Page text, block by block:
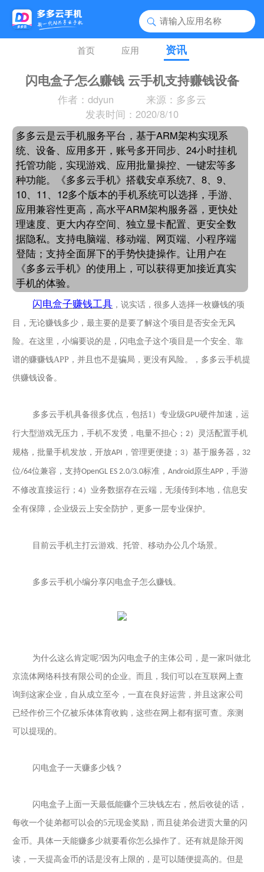
首页 应用 资讯
闪电盒子怎么赚钱 云手机支持赚钱设备
作者：ddyun
来源：多多云
发表时间：2020/8/10
多多云是云手机服务平台，基于ARM架构实现系
统、设备、应用多开，账号多开同步、24小时挂机
托管功能，实现游戏、应用批量操控、一键宏等多
种功能。《多多云手机》搭载安卓系统7、8、9、
10、11、12多个版本的手机系统可以选择，手游、
应用兼容性更高，高水平ARM架构服务器，更快处
理速度、更大内存空间、独立显卡配置、更安全数
据隐私。支持电脑端、移动端、网页端、小程序端
登陆；支持全面屏下的手势快捷操作。让用户在
《多多云手机》的使用上，可以获得更加接近真实
手机的体验。
闪电盒子赚钱工具 ，说实话，很多人选择一枚赚钱的项
目，无论赚钱多少，最主要的是要了解这个项目是否安全无风
险。在这里，小编要说的是，闪电盒子这个项目是一个安全、靠
谱的赚赚钱APP ，并且也不是骗局，更没有风险。，多多云手机提
供赚钱设备。
多多云手机具备很多优点，包括1 ）专业级GPU硬件加速，运
行大型游戏无压力，手机不发烫，电量不担心；2）灵活配置手机
规格，批量手机发放，开放API ，管理更便捷； 3）基于服务器， 32
位/64位兼容，支持OpenGL ES 2.0/3.0标准，Android原生APP ，手游
不修改直接运行；4）业务数据存在云端，无须传到本地，信息安
全有保障，企业级云上安全防护，更多一层专业保护。
目前云手机主打云游戏、托管、移动办公几个场景。
多多云手机小编分享闪电盒子怎么赚钱。
为什么这么肯定呢?因为闪电盒子的主体公司，是一家叫做北
京流体网络科技有限公司的企业。而且，我们可以在互联网上查
询到这家企业，自从成立至今，一直在良好运营，并且这家公司
已经作价三个亿被乐体体育收购，这些在网上都有据可查。亲测
可以提现的。
闪电盒子一天赚多少钱？
闪电盒子上面一天最低能赚个三块钱左右，然后收徒的话，
每收一个徒弟都可以会的5元现金奖励，而且徒弟会进贡大量的闪
金币。具体一天能赚多少就要看你怎么操作了。还有就是除开阅
读，一天提高金币的话是没有上限的，是可以随便提高的。但是